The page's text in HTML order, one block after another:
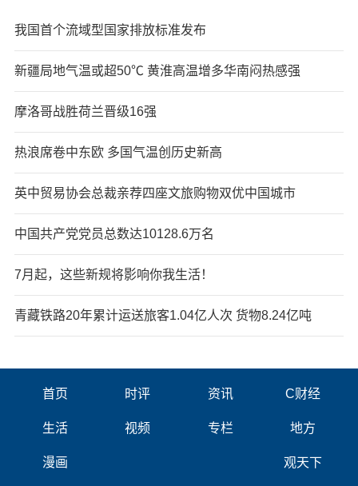
我国首个流域型国家排放标准发布
新疆局地气温或超50℃ 黄淮高温增多华南闷热感强
摩洛哥战胜荷兰晋级16强
热浪席卷中东欧 多国气温创历史新高
英中贸易协会总裁亲荐四座文旅购物双优中国城市
中国共产党党员总数达10128.6万名
7月起，这些新规将影响你我生活！
青藏铁路20年累计运送旅客1.04亿人次 货物8.24亿吨
首页 时评 资讯 C财经
生活 视频 专栏 地方
漫画 观天下